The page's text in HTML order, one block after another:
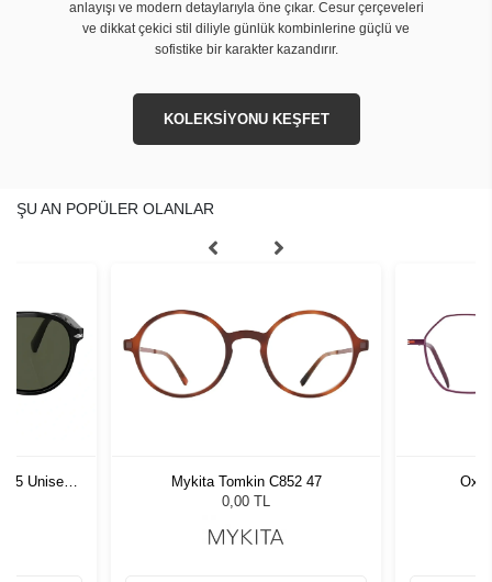
anlayışı ve modern detaylarıyla öne çıkar. Cesur çerçeveleri
ve dikkat çekici stil diliyle günlük kombinlerine güçlü ve
sofistike bir karakter kazandırır.
KOLEKSİYONU KEŞFET
ŞU AN POPÜLER OLANLAR
55 Unisex
Mykita Tomkin C852 47
0,00 TL